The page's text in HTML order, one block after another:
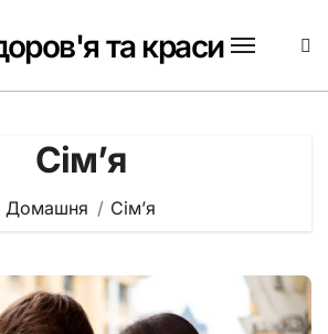
та краси
Сім’я
Домашня Сім’я